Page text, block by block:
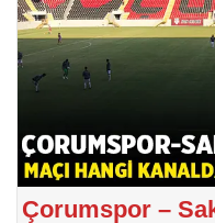
Çorumspor –